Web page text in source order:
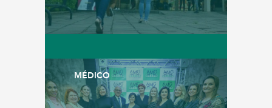
MÉDICO